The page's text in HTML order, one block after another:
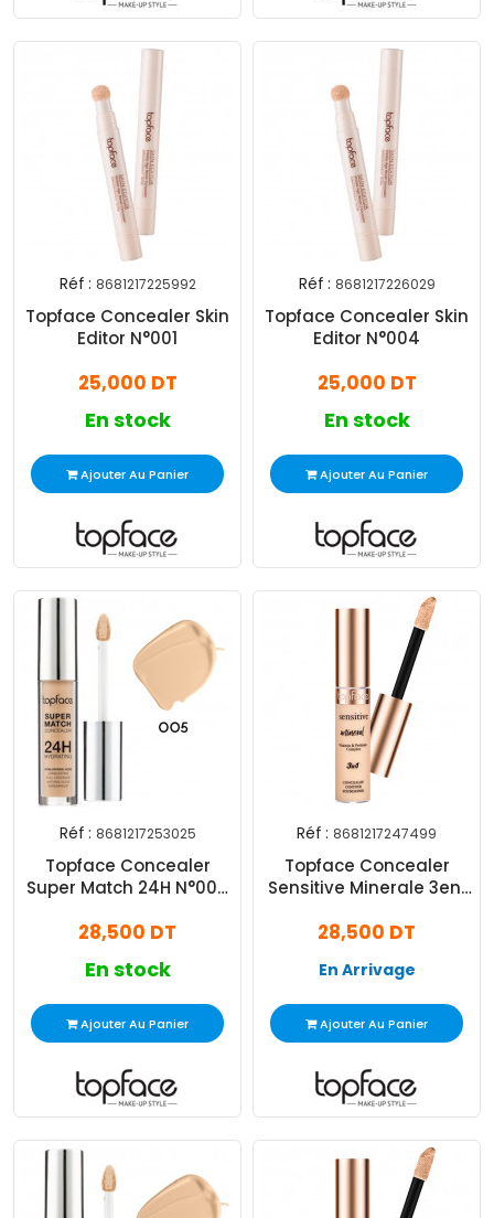
Réf : 8681217225992
Topface Concealer Skin
Editor N°001
25,000 DT
En stock
Ajouter Au Panier
Réf : 8681217226029
Topface Concealer Skin
Editor N°004
25,000 DT
En stock
Ajouter Au Panier
Réf : 8681217253025
Topface Concealer
Super Match 24H N°005
28,500 DT
En stock
Ajouter Au Panier
Réf : 8681217247499
Topface Concealer
Sensitive Minerale 3en1
28,500 DT
En Arrivage
Ajouter Au Panier